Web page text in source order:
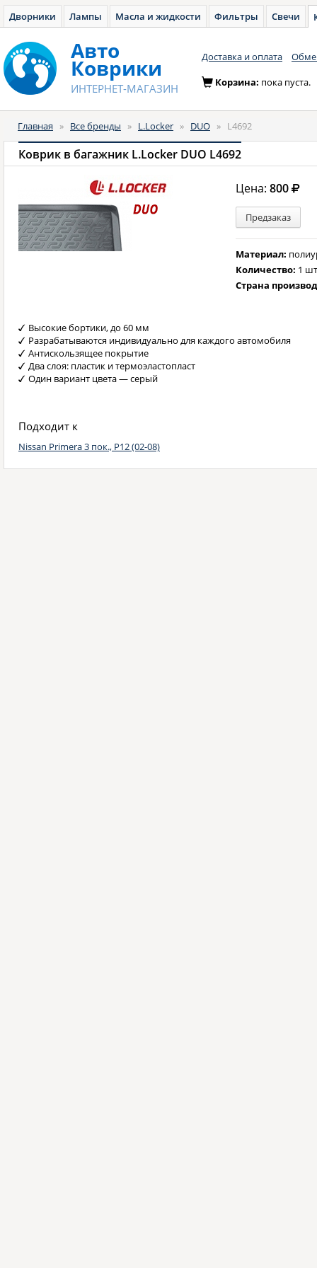
Дворники Лампы Масла и жидкости Фильтры Свечи
Авто
Коврики
ИНТЕРНЕТ-МАГАЗИН
Доставка и оплата
Корзина: пока пуста.
Главная » Все бренды » L.Locker » DUO » L4692
Коврик в багажник L.Locker DUO L4692
Цена:800
Предзаказ
Материал:
Количество: 1
Страна
Высокие бортики, до 60 мм
Разрабатываются индивидуально для каждого автомобиля
Антискользящее покрытие
Два слоя: пластик и термоэластопласт
Один вариант цвета — серый
Подходит к
Nissan Primera 3 пок., P12 (02-08)